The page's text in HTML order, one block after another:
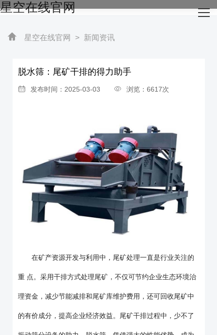
星空在线官网
网站星空在线官网
关于我们
成功案例
星空在线官网-星空（中国）
星空在线官网 > 新闻资讯
脱水筛：尾矿干排的得力助手
发布时间：2025-03-03 浏览：6617次
在矿产资源开发与利用中，尾矿处理一直是行业关注的
重 点。采用干排方式处理尾矿，不仅可节约企业生态环境治
理资金，减少节能减排和尾矿库维护费用，还可回收尾矿中
的有价成分，提高企业经济效益。尾矿干排过程中，少不了